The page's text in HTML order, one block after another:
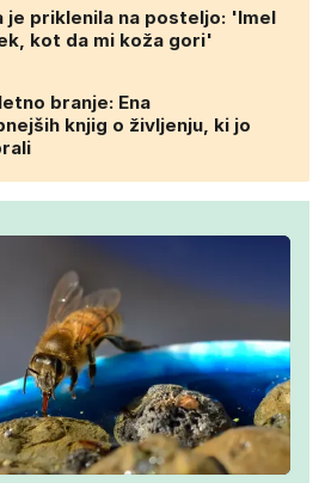
je priklenila na posteljo: 'Imel
kot da mi koža gori'
branje: Ena
knjig o življenju, ki jo